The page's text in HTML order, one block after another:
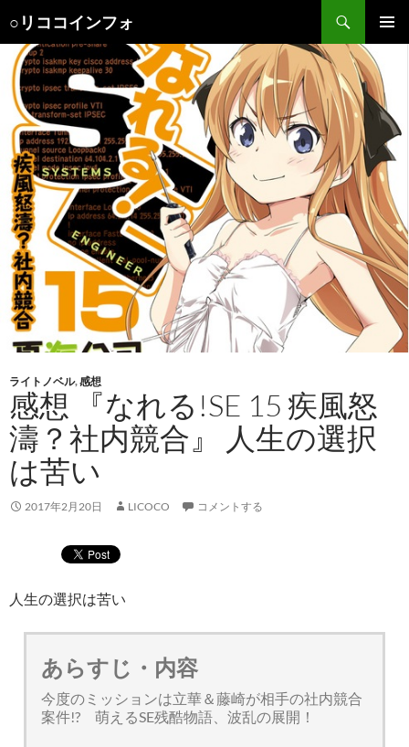
○リココインフォ
索
メインメ
ニュー
ン
テ
ン
ツ
へ
ス
キ
ッ
プ
ライトノベル,感想
感想 『なれる!SE 15 疾風怒
濤？社内競合』 人生の選択
は苦い
2017年2月20日 LICOCO コメントする
人生の選択は苦い
あらすじ・内容
今度のミッションは立華＆藤崎が相手の社内競合
案件!? 萌えるSE残酷物語、波乱の展開！